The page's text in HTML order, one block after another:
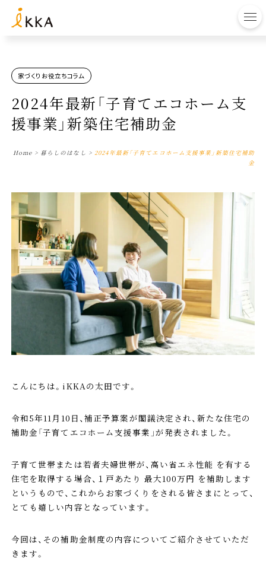
家づくりお役立ちコラム
2024年最新「子育てエコホーム支
援事業」新築住宅補助金
Home > 暮らしのはなし >2024年最新「子育てエコホーム支援事業」新築住宅補助
金
こんにちは。iKKAの太田です。
令和5年11月10日、補正予算案が閣議決定され、新たな住宅の
補助金「子育てエコホーム支援事業」が発表されました。
子育て世帯または若者夫婦世帯が、高い省エネ性能 を有する
住宅を取得する場合、１戸あたり 最大100万円 を補助します
というもので、これからお家づくりをされる皆さまにとって、
とても嬉しい内容となっています。
今回は、その補助金制度の内容についてご紹介させていただ
きます。